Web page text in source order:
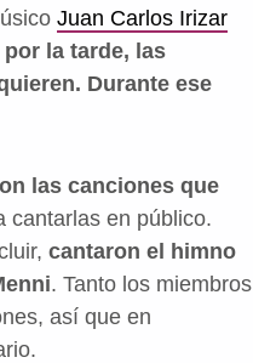
Juan Carlos Irizar
la tarde, las
Durante ese
las canciones que
cantarlas en público.
cantaron el himno
. Tanto los miembros
así que en